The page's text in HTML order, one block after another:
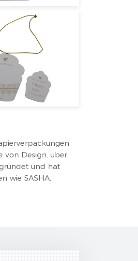
von Design, über
und hat
wie SASHA,